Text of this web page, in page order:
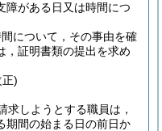
障がある日又は時間につ
について，その事由を確
，証明書類の提出を求め
)
求しようとする職員は，
期間の始まる日の前日か